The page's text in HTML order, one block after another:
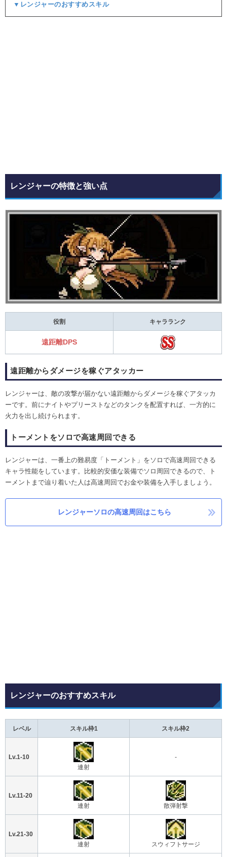
▼レンジャーのおすすめスキル
レンジャーの特徴と強い点
役割 キャラランク
遠距離DPS
遠距離からダメージを稼ぐアタッカー
レンジャーは、敵の攻撃が届かない遠距離からダメージを稼ぐアタッカ
ーです。前にナイトやプリーストなどのタンクを配置すれば、一方的に
火力を出し続けられます。
トーメントをソロで高速周回できる
レンジャーは、一番上の難易度「トーメント」をソロで高速周回できる
キャラ性能をしています。比較的安価な装備でソロ周回できるので、ト
ーメントまで辿り着いた人は高速周回でお金や装備を入手しましょう。
レンジャーソロの高速周回はこちら
レンジャーのおすすめスキル
レベル スキル枠1 スキル枠2
Lv.1-10
連射
-
Lv.11-20
連射
散弾射撃
Lv.21-30
連射
スウィフトサージ